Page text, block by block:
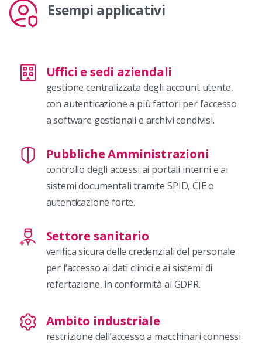
Esempi applicativi
Uffici e sedi aziendali
gestione centralizzata degli account utente,
con autenticazione a più fattori per l’accesso
a software gestionali e archivi condivisi.
Pubbliche Amministrazioni
controllo degli accessi ai portali interni e ai
sistemi documentali tramite SPID, CIE o
autenticazione forte.
Settore sanitario
verifica sicura delle credenziali del personale
per l’accesso ai dati clinici e ai sistemi di
refertazione, in conformità al GDPR.
Ambito industriale
restrizione dell’accesso a macchinari connessi